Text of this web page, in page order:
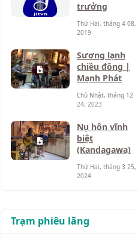
trưởng
Thứ Hai, tháng 4 08,
2019
Sương lạnh
chiều đông |
Mạnh Phát
Chủ Nhật, tháng 12
24, 2023
Nụ hôn vĩnh
biệt
(Kandagawa)
Thứ Hai, tháng 3 25,
2024
Trạm phiêu lãng